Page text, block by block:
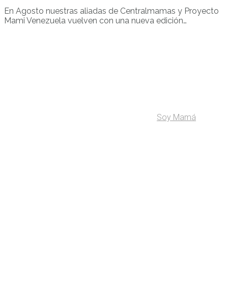
En Agosto nuestras aliadas de Centralmamas y Proyecto
Mami Venezuela vuelven con una nueva edición…
Soy Mamá